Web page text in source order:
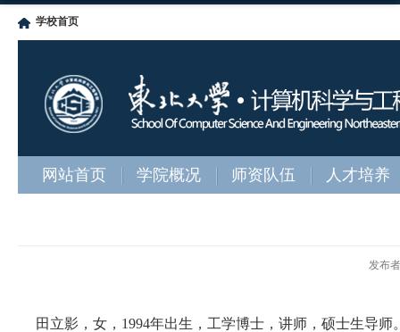
学校首页
网站首页 学院概况 师资队伍 人才培养
发布
田立影，女， 1994年出生，工学博士，讲师，硕士生导